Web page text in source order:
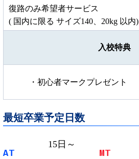
復路のみ希望者サービス
( 国内に限る サイズ140、20kg 以内)
入校特典
・初心者マークプレゼント
最短卒業予定日数
AT
15 日～
MT